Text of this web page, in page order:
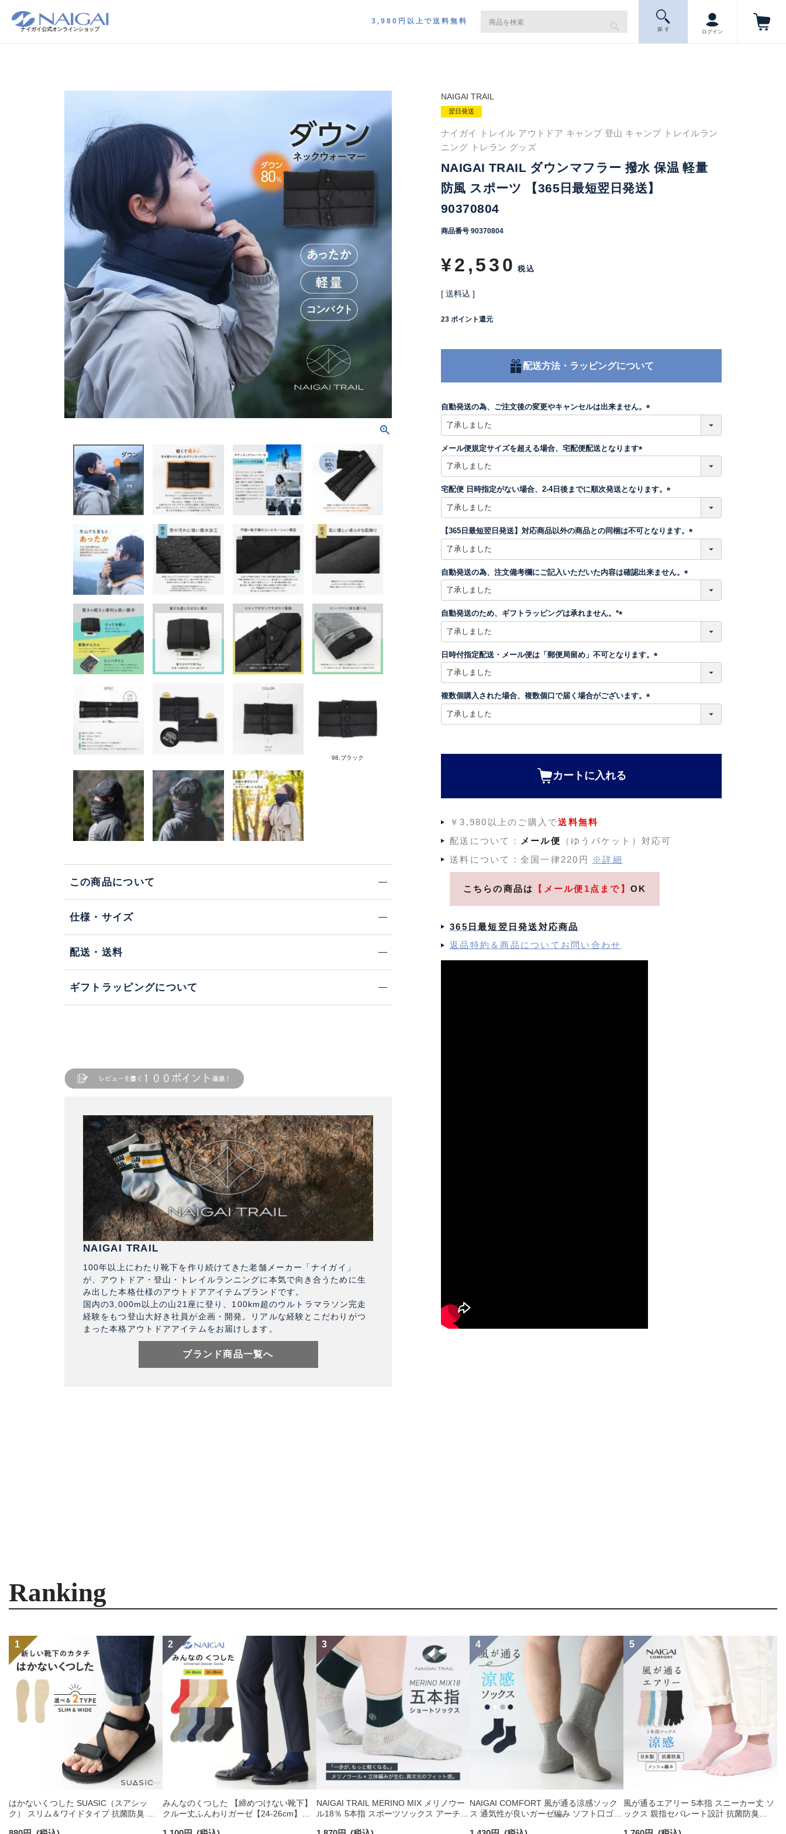
ナイガイ公式オンラインショップ
3,980円以上で送料無料
探 す ログイン
98.ブラック
この商品について
仕様・サイズ
配送・送料
ギフトラッピングについて
NAIGAI TRAIL
100年以上にわたり靴下を作り続けてきた老舗メーカー「ナイガイ」
が、アウトドア・登山・トレイルランニングに本気で向き合うために生
み出した本格仕様のアウトドアアイテムブランドです。
国内の3,000m以上の山21座に登り、100km超のウルトラマラソン完走
経験をもつ登山大好き社員が企画・開発。リアルな経験とこだわりがつ
まった本格アウトドアアイテムをお届けします。
ブランド商品一覧へ
NAIGAI TRAIL
翌日発送
ナイガイ トレイル アウトドア キャンプ 登山 キャンプ トレイルラン
ニング トレラン グッズ
NAIGAI TRAIL ダウンマフラー 撥水 保温 軽量
防風 スポーツ 【365日最短翌日発送】
90370804
商品番号 90370804
¥2,530 税込
送料込
23 ポイント還元
配送方法・ラッピングについて
自動発送の為、ご注文後の変更やキャンセルは出来ません。
)
メール便規定サイズを超える場合、宅配便配送となります
須
)
宅配便 日時指定がない場合、2-4日後までに順次発送となります。
須
)
【365日最短翌日発送】対応商品以外の商品との同梱は不可となります。
)
自動発送の為、注文備考欄にご記入いただいた内容は確認出来ません。
)
自動発送のため、ギフトラッピングは承れません。*
須
)
日時付指定配送・メール便は「郵便局留め」不可となります。
)
複数個購入された場合、複数個口で届く場合がございます。
カートに入れる
￥3,980以上のご購入で送料無料
配送について：
メール便
（ゆうパケット）対応可
送料について：全国一律220円
※詳細
こちらの商品は 【メール便1点まで】 OK
365日最短翌日発送対応商品
返品特約＆商品についてお問い合わせ
Ranking
はかないくつした SUASIC（スアシッ
ク） スリム＆ワイドタイプ 抗菌防臭 ソ
みんなのくつした 【締めつけない靴下】
クルー丈ふんわりガーゼ【24-26cm】
NAIGAI TRAIL MERINO MIX メリノウー
ル18％ 5本指 スポーツソックス アーチフ
NAIGAI COMFORT 風が通る涼感ソック
ス 通気性が良いガーゼ編み ソフト口ゴム
風が通るエアリー 5本指 スニーカー丈 ソ
ックス 親指セパレート設計 抗菌防臭